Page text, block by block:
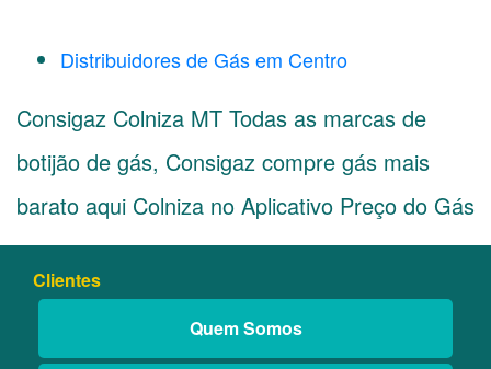
Distribuidores de Gás em Centro
Consigaz Colniza MT Todas as marcas de
botijão de gás, Consigaz compre gás mais
barato aqui Colniza no Aplicativo Preço do Gás
Clientes
Quem Somos